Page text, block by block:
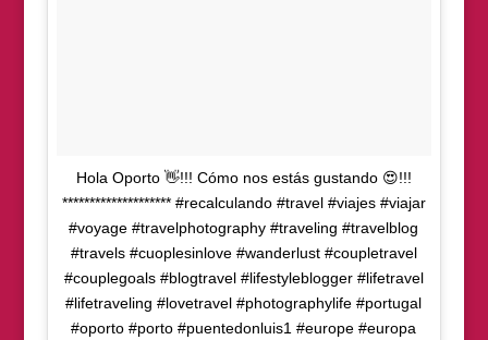
Hola Oporto 👋!!! Cómo nos estás gustando 😍!!!
******************** #recalculando #travel #viajes #viajar
#voyage #travelphotography #traveling #travelblog
#travels #cuoplesinlove #wanderlust #coupletravel
#couplegoals #blogtravel #lifestyleblogger #lifetravel
#lifetraveling #lovetravel #photographylife #portugal
#oporto #porto #puentedonluis1 #europe #europa